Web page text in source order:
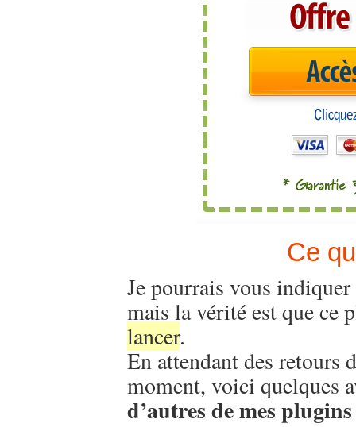
Ce
Je pourrais vous
mais la vérité est que ce
lancer.
En attendant des retours
moment, voici quelques
d’autres de mes plugins